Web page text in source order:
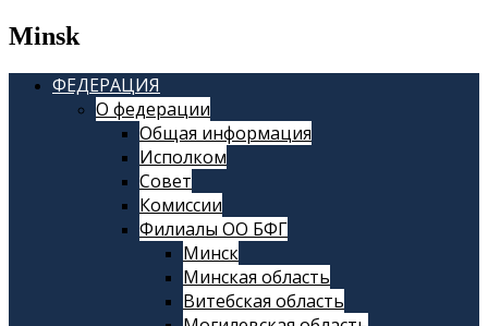
Minsk
ФЕДЕРАЦИЯ
О федерации
Общая информация
Исполком
Совет
Комиссии
Филиалы ОО БФГ
Минск
Минская область
Витебская область